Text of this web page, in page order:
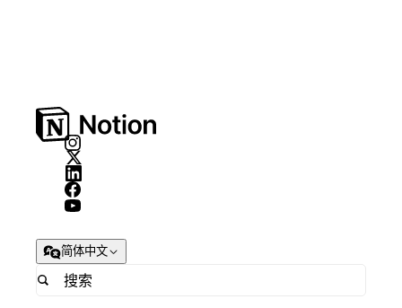
简体中文